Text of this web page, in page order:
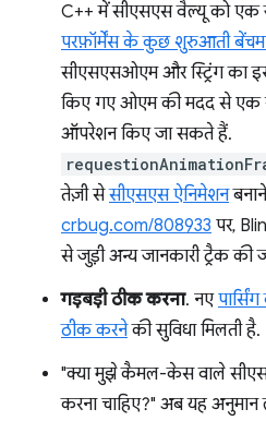
C++ में सीएसएस वैल्यू को
परफ़ॉर्मेंस के कुछ शुरुआती
सीएसएसओएम और स्ट्रिंग का
किए गए ओएम की मदद से
ऑपरेशन किए जा सकते हैं.
तेज़ी सेसीएसएस ऐनिमेशन
crbug.com/808933 पर,
से जुड़ी अन्य जानकारी ट्रैक की
गड़बड़ी ठीक करना. नए
ठीक करनेकी सुविधा मिलती है.
"क्या मुझे कैमल-केस वाले
करना चाहिए?" अब यह